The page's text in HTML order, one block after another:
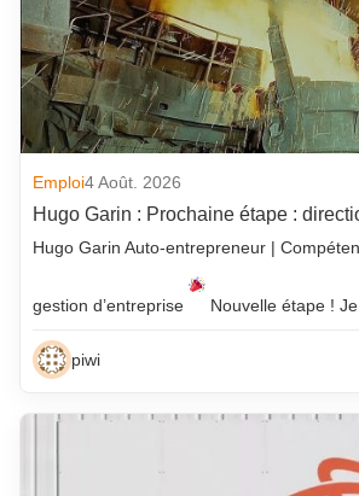
Emploi4 Août. 2026
Hugo Garin : Prochaine étape :
Hugo Garin Auto-entrepreneur |
gestion d’entreprise Nouvelle étape !
piwi